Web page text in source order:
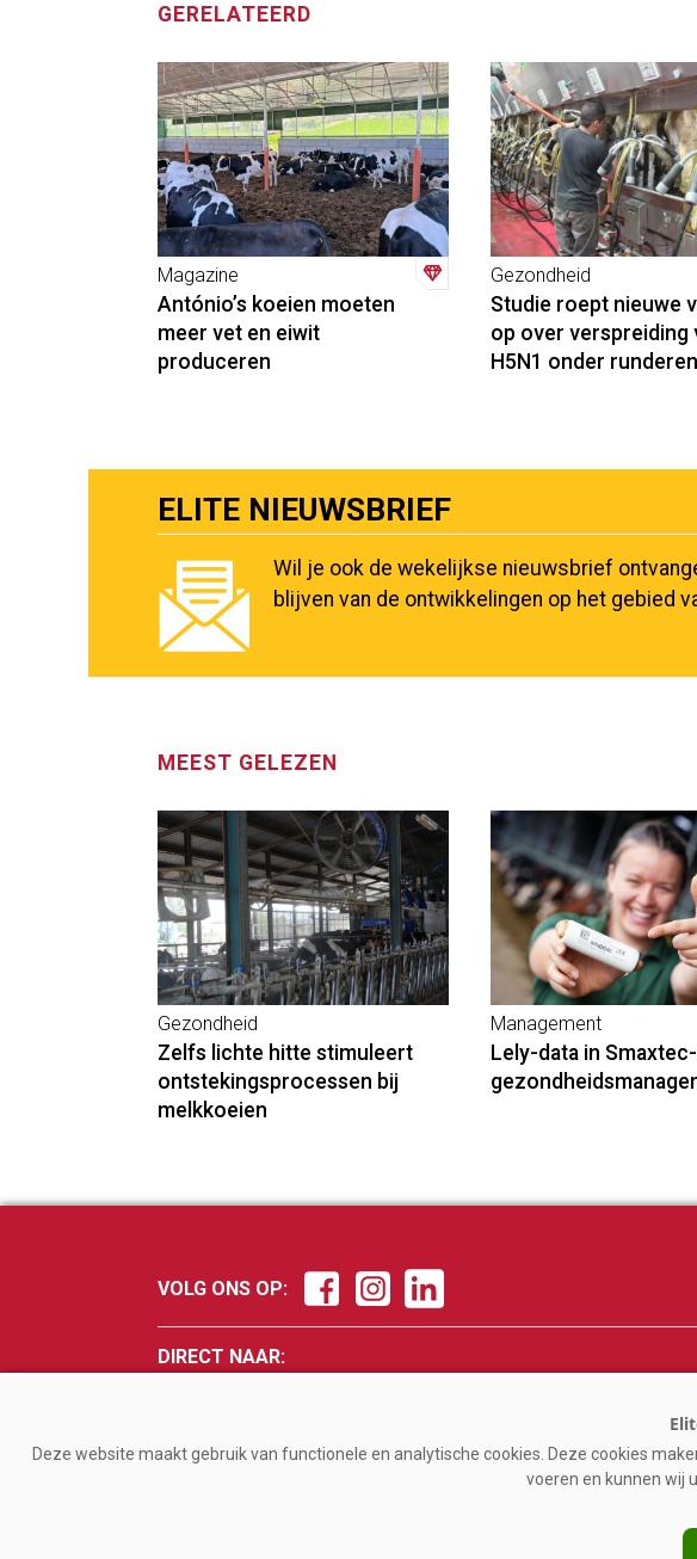
GERELATEERD
Magazine
António’s koeien moeten
meer vet en eiwit
produceren
Gezondheid
Studie roept nieuwe
op over verspreiding
H5N1 onder runderen
ELITE NIEUWSBRIEF
Wil je ook de wekelijkse nieuwsbrief
blijven van de ontwikkelingen op het gebied
MEEST GELEZEN
Gezondheid
Zelfs lichte hitte stimuleert
ontstekingsprocessen bij
melkkoeien
Management
Lely-data in Smaxtec-
VOLG ONS OP:
DIRECT NAAR:
Gezondheid
Deze website maakt gebruik van functionele en analytische cookies. Deze cookies
voeren en kunnen wij